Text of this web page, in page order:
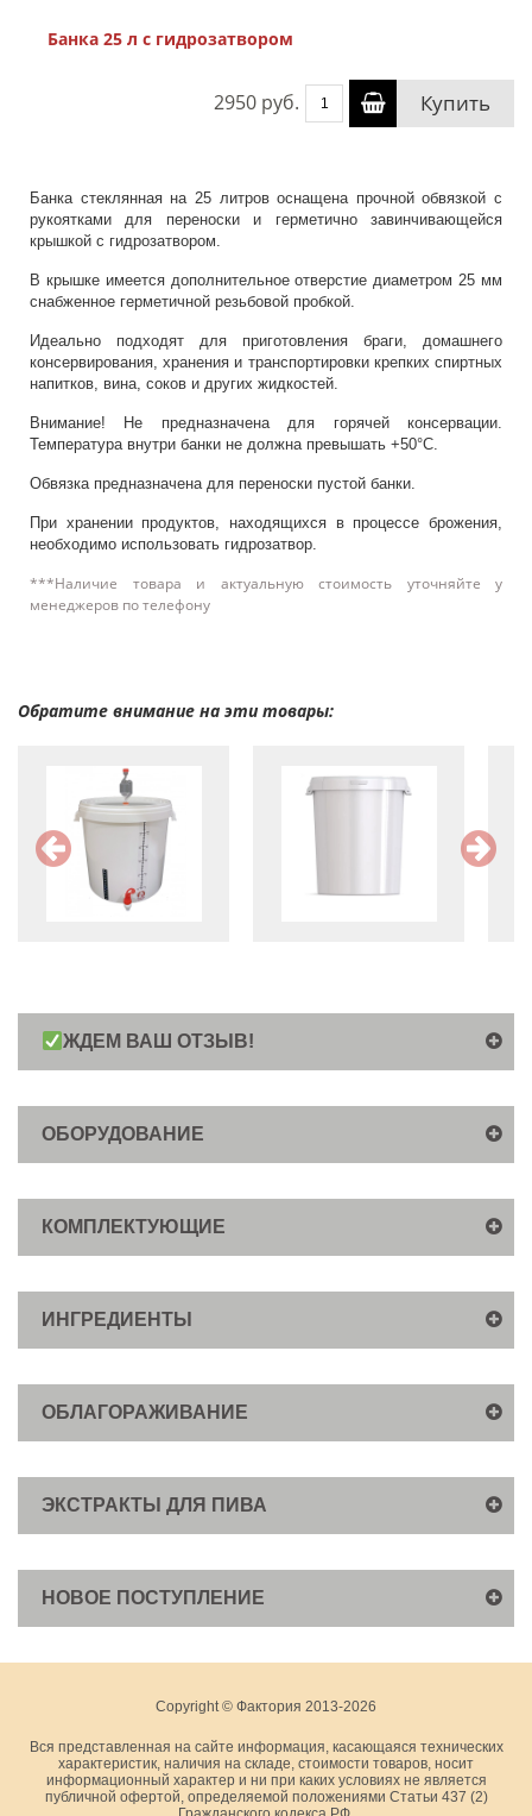
Банка 25 л с гидрозатвором
2950 руб. Купить
Банка стеклянная на 25 литров оснащена прочной обвязкой с
рукоятками для переноски и герметично завинчивающейся
крышкой с гидрозатвором.
В крышке имеется дополнительное отверстие диаметром 25 мм
снабженное герметичной резьбовой пробкой.
Идеально подходят для приготовления браги, домашнего
консервирования, хранения и транспортировки крепких спиртных
напитков, вина, соков и других жидкостей.
Внимание! Не предназначена для горячей консервации.
Температура внутри банки не должна превышать +50°C.
Обвязка предназначена для переноски пустой банки.
При хранении продуктов, находящихся в процессе брожения,
необходимо использовать гидрозатвор.
***Наличие товара и актуальную стоимость уточняйте у
менеджеров по телефону
Обратите внимание на эти товары:
ЖДЕМ ВАШ ОТЗЫВ!
ОБОРУДОВАНИЕ
КОМПЛЕКТУЮЩИЕ
ИНГРЕДИЕНТЫ
ОБЛАГОРАЖИВАНИЕ
ЭКСТРАКТЫ ДЛЯ ПИВА
НОВОЕ ПОСТУПЛЕНИЕ
Copyright © Фактория 2013-2026
Вся представленная на сайте информация, касающаяся технических
характеристик, наличия на складе, стоимости товаров, носит
информационный характер и ни при каких условиях не является
публичной офертой, определяемой положениями Статьи 437 (2)